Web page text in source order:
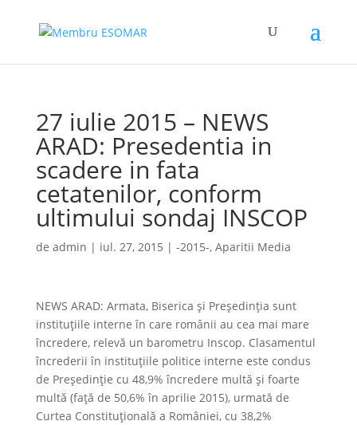
27 iulie 2015 – NEWS
ARAD: Presedentia in
scadere in fata
cetatenilor, conform
ultimului sondaj INSCOP
de admin | iul. 27, 2015 | -2015-, Aparitii Media
NEWS ARAD: Armata, Biserica și Președinția sunt
instituțiile interne în care românii au cea mai mare
încredere, relevă un barometru Inscop. Clasamentul
încrederii în instituțiile politice interne este condus
de Președinție cu 48,9% încredere multă și foarte
multă (față de 50,6% în aprilie 2015), urmată de
Curtea Constituțională a României, cu 38,2%